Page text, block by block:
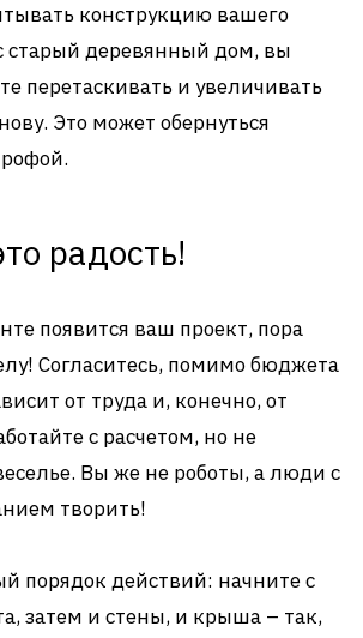
конструкцию вашего
старый деревянный дом, вы
перетаскивать и увеличивать
Это может обернуться
радость!
появится ваш проект, пора
Согласитесь, помимо бюджета
от труда и, конечно, от
с расчетом, но не
Вы же не роботы, а люди с
творить!
порядок действий: начните с
затем и стены, и крыша – так,